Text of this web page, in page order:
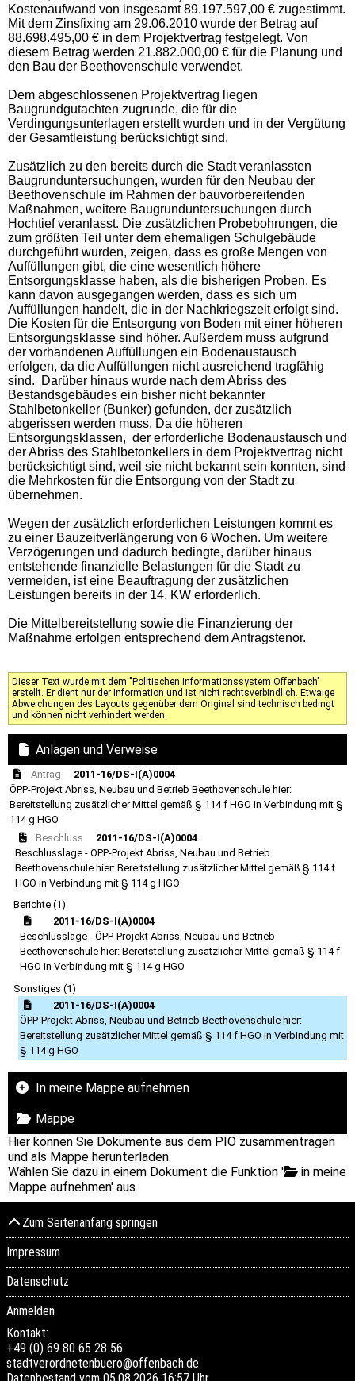
Kostenaufwand von insgesamt 89.197.597,00 € zugestimmt.
Mit dem Zinsfixing am 29.06.2010 wurde der Betrag auf
88.698.495,00 € in dem Projektvertrag festgelegt. Von
diesem Betrag werden 21.882.000,00 € für die Planung und
den Bau der Beethovenschule verwendet.
Dem abgeschlossenen Projektvertrag liegen
Baugrundgutachten zugrunde, die für die
Verdingungsunterlagen erstellt wurden und in der Vergütung
der Gesamtleistung berücksichtigt sind.
Zusätzlich zu den bereits durch die Stadt veranlassten
Baugrunduntersuchungen, wurden für den Neubau der
Beethovenschule im Rahmen der bauvorbereitenden
Maßnahmen, weitere Baugrunduntersuchungen durch
Hochtief veranlasst. Die zusätzlichen Probebohrungen, die
zum größten Teil unter dem ehemaligen Schulgebäude
durchgeführt wurden, zeigen, dass es große Mengen von
Auffüllungen gibt, die eine wesentlich höhere
Entsorgungsklasse haben, als die bisherigen Proben. Es
kann davon ausgegangen werden, dass es sich um
Auffüllungen handelt, die in der Nachkriegszeit erfolgt sind.
Die Kosten für die Entsorgung von Boden mit einer höheren
Entsorgungsklasse sind höher. Außerdem muss aufgrund
der vorhandenen Auffüllungen ein Bodenaustausch
erfolgen, da die Auffüllungen nicht ausreichend tragfähig
sind. Darüber hinaus wurde nach dem Abriss des
Bestandsgebäudes ein bisher nicht bekannter
Stahlbetonkeller (Bunker) gefunden, der zusätzlich
abgerissen werden muss. Da die höheren
Entsorgungsklassen, der erforderliche Bodenaustausch und
der Abriss des Stahlbetonkellers in dem Projektvertrag nicht
berücksichtigt sind, weil sie nicht bekannt sein konnten, sind
die Mehrkosten für die Entsorgung von der Stadt zu
übernehmen.
Wegen der zusätzlich erforderlichen Leistungen kommt es
zu einer Bauzeitverlängerung von 6 Wochen. Um weitere
Verzögerungen und dadurch bedingte, darüber hinaus
entstehende finanzielle Belastungen für die Stadt zu
vermeiden, ist eine Beauftragung der zusätzlichen
Leistungen bereits in der 14. KW erforderlich.
Die Mittelbereitstellung sowie die Finanzierung der
Maßnahme erfolgen entsprechend dem Antragstenor.
Dieser Text wurde mit dem "Politischen Informationssystem Offenbach"
erstellt. Er dient nur der Information und ist nicht rechtsverbindlich. Etwaige
Abweichungen des Layouts gegenüber dem Original sind technisch bedingt
und können nicht verhindert werden.
Anlagen und Verweise
Antrag
2011-16/DS-I(A)0004
ÖPP-Projekt Abriss, Neubau und Betrieb Beethovenschule hier:
Bereitstellung zusätzlicher Mittel gemäß § 114 f HGO in Verbindung mit §
114 g HGO
Beschluss
2011-16/DS-I(A)0004
Beschlusslage - ÖPP-Projekt Abriss, Neubau und Betrieb
Beethovenschule hier: Bereitstellung zusätzlicher Mittel gemäß § 114 f
HGO in Verbindung mit § 114 g HGO
Berichte (1)
2011-16/DS-I(A)0004
Beschlusslage - ÖPP-Projekt Abriss, Neubau und Betrieb
Beethovenschule hier: Bereitstellung zusätzlicher Mittel gemäß § 114 f
HGO in Verbindung mit § 114 g HGO
Sonstiges (1)
2011-16/DS-I(A)0004
ÖPP-Projekt Abriss, Neubau und Betrieb Beethovenschule hier:
Bereitstellung zusätzlicher Mittel gemäß § 114 f HGO in Verbindung mit
§ 114 g HGO
In meine Mappe aufnehmen
Mappe
Hier können Sie Dokumente aus dem PIO zusammentragen
und als Mappe herunterladen.
Wählen Sie dazu in einem Dokument die Funktion '
in meine
Mappe aufnehmen' aus.
Zum Seitenanfang springen
Impressum
Datenschutz
Anmelden
Kontakt:
+49 (0) 69 80 65 28 56
stadtverordnetenbuero@offenbach.de
Datenbestand vom 05.08.2026 16:57 Uhr.